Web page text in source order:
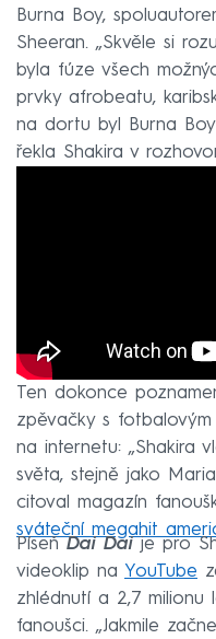
Burna Boy,
Sheeran. „Skvěle si
byla fúze všech
prvky afrobeatu,
na dortu byl Burna
řekla Shakira v
Ten dokonce
zpěvačky s fotbalovým
na internetu: „Shakira
světa, stejně jako
citoval magazín
sváteční megahit
Píseň Dai Dai je pro
videoklip na YouTube
zhlédnutí a 2,7 milionu
fanoušci. „Jakmile